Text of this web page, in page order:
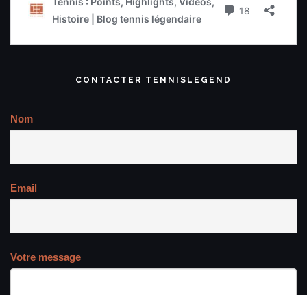
CONTACTER TENNISLEGEND
Nom
Email
Votre message